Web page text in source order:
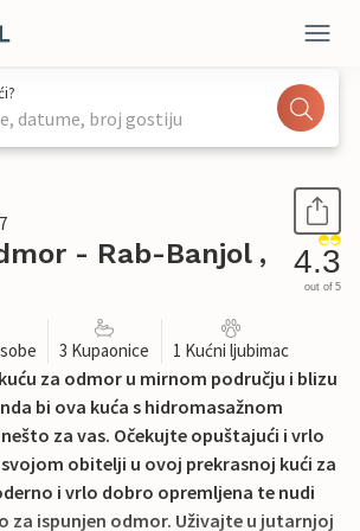
datume, broj gostiju
- Rab-Banjol ,
4.3
out of 5
3 Kupaonice 1 Kućni ljubimac
za odmor u mirnom području i blizu
bi ova kuća s hidromasažnom
za vas. Očekujte opuštajući i vrlo
obitelji u ovoj prekrasnoj kući za
i vrlo dobro opremljena te nudi
za ispunjen odmor. Uživajte u jutarnjoj